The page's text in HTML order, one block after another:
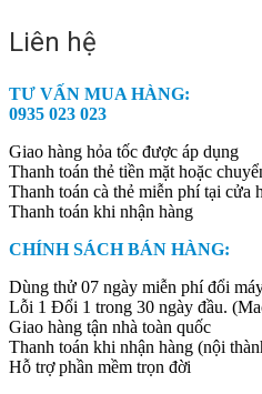
Liên hệ
TƯ VẤN MUA HÀNG:
0935 023 023
Giao hàng hỏa tốc được áp dụng
Thanh toán thẻ tiền mặt hoặc
Thanh toán cà thẻ miễn phí tại cửa
Thanh toán khi nhận hàng
CHÍNH SÁCH BÁN HÀNG:
Dùng thử 07 ngày miễn phí đổi
Lỗi 1 Đổi 1 trong 30 ngày đầu.
Giao hàng tận nhà toàn quốc
Thanh toán khi nhận hàng (nội
Hỗ trợ phần mềm trọn đời